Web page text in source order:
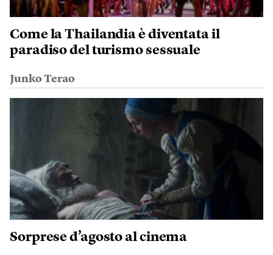
Come la Thailandia è diventata il
paradiso del turismo sessuale
Junko Terao
Sorprese d’agosto al cinema